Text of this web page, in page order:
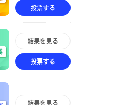
投票する
結果を見る
投票する
結果を見る